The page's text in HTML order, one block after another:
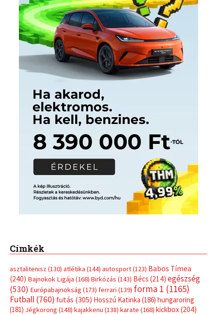
Címkék
asztalitenisz (130) atlétika (144) autosport(123) Babos Tímea
(240) Bajnokok Ligája (168) Birkózás (143) Bécs (214) egészség
(530) Európabajnokság (173) ferrari (139) forma 1 (1165)
Futball (760) futás (305) Hosszú Katinka (186) hungaroring
(181) Jégkorong (148) kajakkenu (138) karate (168) kickbox(204)